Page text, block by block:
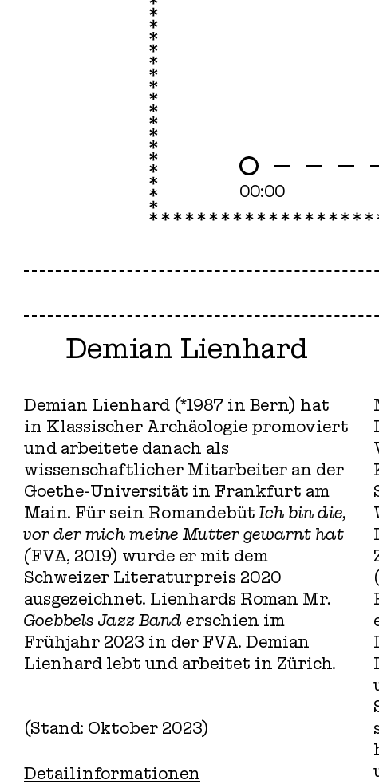
00:00
Demian Lienhard
Demian Lienhard (*1987 in Bern) hat
in Klassischer Archäologie promoviert
und arbeitete danach als
wissenschaftlicher Mitarbeiter an der
Goethe-Universität in Frankfurt am
Main. Für sein Romandebüt Ich bin die,
vor der mich meine Mutter gewarnt hat
(FVA, 2019) wurde er mit dem
Schweizer Literaturpreis 2020
ausgezeichnet. Lienhards Roman Mr.
Goebbels Jazz Band erschien im
Frühjahr 2023 in der FVA. Demian
Lienhard lebt und arbeitet in Zürich.
(Stand: Oktober 2023)
Detailinformationen